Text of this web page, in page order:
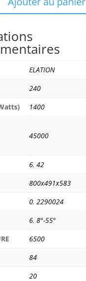
ELATION
240
1400
45000
6, 42
800x491x583
0, 2290024
6, 8°-55°
6500
84
20